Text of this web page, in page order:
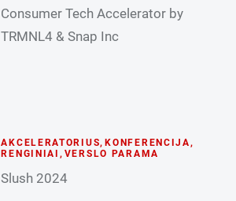
Consumer Tech Accelerator by
TRMNL4 & Snap Inc
AKCELERATORIUS, KONFERENCIJA,
RENGINIAI , VERSLO PARAMA
Slush 2024